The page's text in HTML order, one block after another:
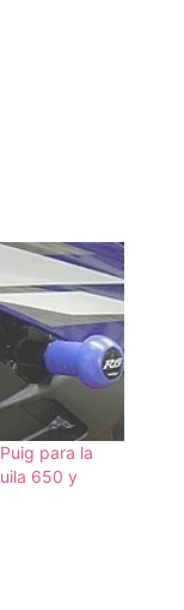
para la
650 y